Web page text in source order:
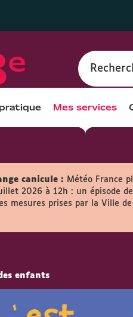
Mes services
canicule : Météo France
2026 à 12h : un épisode
mesures prises par la Ville de
enfants